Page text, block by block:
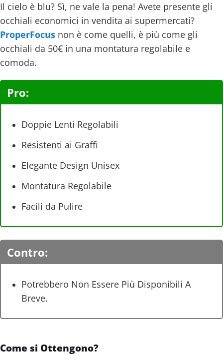
Il cielo è blu? Sì, ne vale la pena! Avete presente gli
occhiali economici in vendita ai supermercati?
ProperFocus non è come quelli, è più come gli
occhiali da 50€ in una montatura regolabile e
comoda.
Pro:
Doppie Lenti Regolabili
Resistenti ai Graffi
Elegante Design Unisex
Montatura Regolabile
Facili da Pulire
Contro:
Potrebbero Non Essere Più Disponibili A
Breve.
Come si Ottengono?